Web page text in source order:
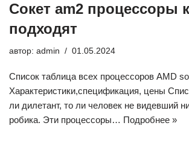
Сокет am2 процессоры
подходят
автор: admin 01.05.2024
Список таблица всех процессоров AMD
Характеристики,спецификация, цены
ли дилетант, то ли человек не видевший
робика. Эти процессоры… Подробнее »